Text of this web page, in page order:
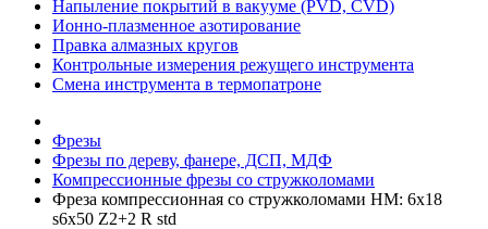
Напыление покрытий в вакууме (PVD, CVD)
Ионно-плазменное азотирование
Правка алмазных кругов
Контрольные измерения режущего инструмента
Смена инструмента в термопатроне
Фрезы
Фрезы по дереву, фанере, ДСП, МДФ
Компрессионные фрезы со стружколомами
Фреза компрессионная со стружколомами HM: 6x18
s6x50 Z2+2 R std